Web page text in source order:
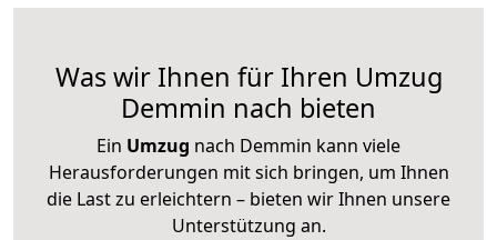
Was wir Ihnen für Ihren Umzug
Demmin nach bieten
Ein Umzug nach Demmin kann viele
Herausforderungen mit sich bringen, um Ihnen
die Last zu erleichtern – bieten wir Ihnen unsere
Unterstützung an.